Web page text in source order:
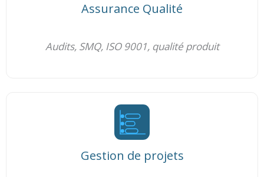
Assurance Qualité
Audits, SMQ, ISO 9001, qualité produit
Gestion de projets